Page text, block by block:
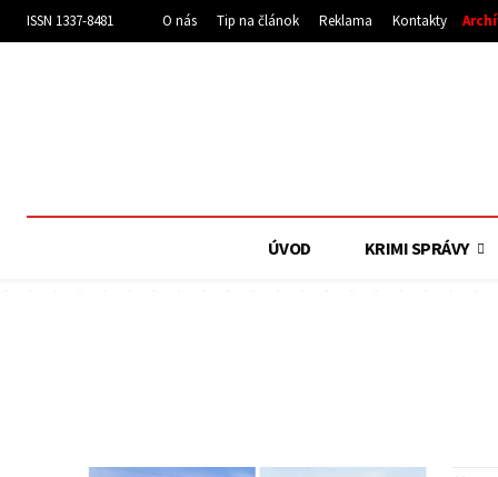
ISSN 1337-8481 O nás Tip na článok Reklama Kontakty
ÚVOD KRIMI SPRÁVY